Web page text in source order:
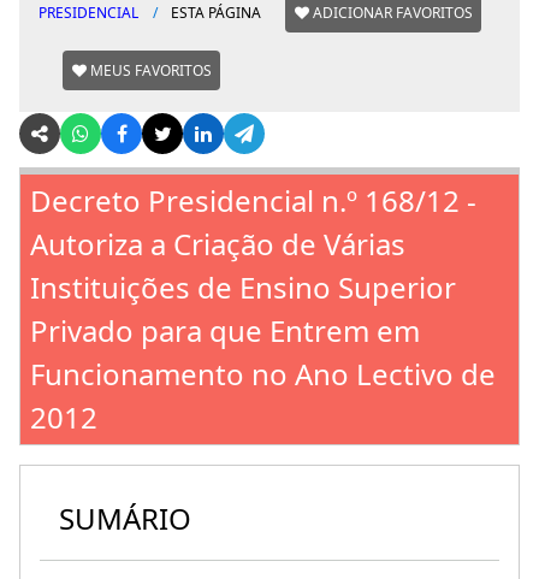
PRESIDENCIAL
ESTA PÁGINA ADICIONAR FAVORITOS
MEUS FAVORITOS
Decreto Presidencial n.º 168/12 -
Autoriza a Criação de Várias
Instituições de Ensino Superior
Privado para que Entrem em
Funcionamento no Ano Lectivo de
2012
SUMÁRIO